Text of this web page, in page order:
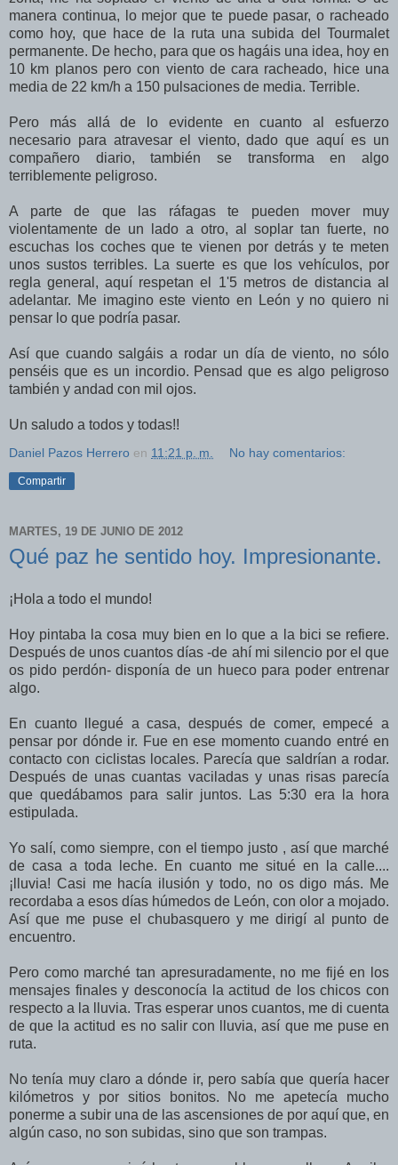
manera continua, lo mejor que te puede pasar, o racheado
como hoy, que hace de la ruta una subida del Tourmalet
permanente. De hecho, para que os hagáis una idea, hoy en
10 km planos pero con viento de cara racheado, hice una
media de 22 km/h a 150 pulsaciones de media. Terrible.
Pero más allá de lo evidente en cuanto al esfuerzo
necesario para atravesar el viento, dado que aquí es un
compañero diario, también se transforma en algo
terriblemente peligroso.
A parte de que las ráfagas te pueden mover muy
violentamente de un lado a otro, al soplar tan fuerte, no
escuchas los coches que te vienen por detrás y te meten
unos sustos terribles. La suerte es que los vehículos, por
regla general, aquí respetan el 1'5 metros de distancia al
adelantar. Me imagino este viento en León y no quiero ni
pensar lo que podría pasar.
Así que cuando salgáis a rodar un día de viento, no sólo
penséis que es un incordio. Pensad que es algo peligroso
también y andad con mil ojos.
Un saludo a todos y todas!!
Daniel Pazos Herrero en 11:21 p. m. No hay comentarios:
Compartir
MARTES, 19 DE JUNIO DE 2012
Qué paz he sentido hoy. Impresionante.
¡Hola a todo el mundo!
Hoy pintaba la cosa muy bien en lo que a la bici se refiere.
Después de unos cuantos días -de ahí mi silencio por el que
os pido perdón- disponía de un hueco para poder entrenar
algo.
En cuanto llegué a casa, después de comer, empecé a
pensar por dónde ir. Fue en ese momento cuando entré en
contacto con ciclistas locales. Parecía que saldrían a rodar.
Después de unas cuantas vaciladas y unas risas parecía
que quedábamos para salir juntos. Las 5:30 era la hora
estipulada.
Yo salí, como siempre, con el tiempo justo , así que marché
de casa a toda leche. En cuanto me situé en la calle....
¡lluvia! Casi me hacía ilusión y todo, no os digo más. Me
recordaba a esos días húmedos de León, con olor a mojado.
Así que me puse el chubasquero y me dirigí al punto de
encuentro.
Pero como marché tan apresuradamente, no me fijé en los
mensajes finales y desconocía la actitud de los chicos con
respecto a la lluvia. Tras esperar unos cuantos, me di cuenta
de que la actitud es no salir con lluvia, así que me puse en
ruta.
No tenía muy claro a dónde ir, pero sabía que quería hacer
kilómetros y por sitios bonitos. No me apetecía mucho
ponerme a subir una de las ascensiones de por aquí que, en
algún caso, no son subidas, sino que son trampas.